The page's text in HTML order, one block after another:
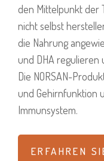
den Mittelpunkt der
nicht selbst
die Nahrung
und DHA regulieren
Die NORSAN-
und Gehirnfunktion
Immunsystem.
ERFAHREN